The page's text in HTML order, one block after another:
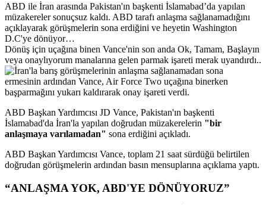
ABD ile İran arasında Pakistan'ın başkenti İslamabad’da yapılan
müzakereler sonuçsuz kaldı. ABD tarafı anlaşma sağlanamadığını
açıklayarak görüşmelerin sona erdiğini ve heyetin Washington
D.C'ye dönüyor…
Dönüş için uçağına binen Vance'nin son anda Ok, Tamam, Başlayın
veya onaylıyorum manalarına gelen parmak işareti merak uyandırdı..
ABD Başkan Yardımcısı JD Vance, Pakistan'ın başkenti
İslamabad'da İran'la yapılan doğrudan müzakerelerin "bir
anlaşmaya varılamadan" sona erdiğini açıkladı.
ABD Başkan Yardımcısı Vance, toplam 21 saat sürdüğü belirtilen
doğrudan görüşmelerin ardından basın mensuplarına açıklama yaptı.
“ANLAŞMA YOK, ABD'YE DÖNÜYORUZ”